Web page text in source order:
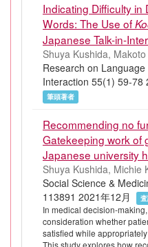
Indicating Difficulty in
Words: The Use of
Japanese Talk-in-
Shuya Kushida,
Research on Language
Interaction 55(1) 59-78
筆頭著者
Recommending no
Gatekeeping work of
Japanese university
Shuya Kushida, Michie
Social Science &
113891 2021年12月
In medical decision-
consideration whether
satisfied while
This study explores how